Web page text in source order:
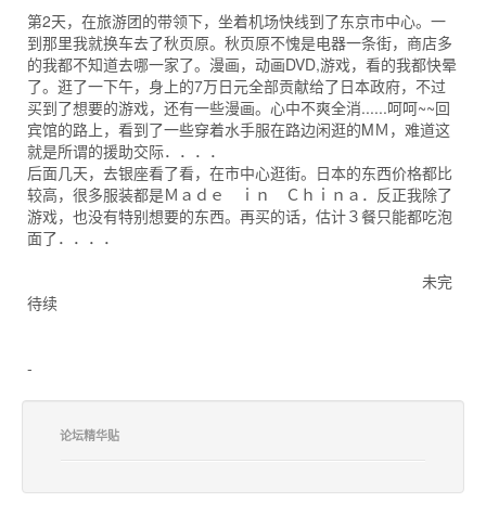
第2天，在旅游团的带领下，坐着机场快线到了东京市中心。一
到那里我就换车去了秋页原。秋页原不愧是电器一条街，商店多
的我都不知道去哪一家了。漫画，动画DVD,游戏，看的我都快晕
了。逛了一下午，身上的7万日元全部贡献给了日本政府，不过
买到了想要的游戏，还有一些漫画。心中不爽全消......呵呵~~回
宾馆的路上，看到了一些穿着水手服在路边闲逛的MＭ，难道这
就是所谓的援助交际．．．．
后面几天，去银座看了看，在市中心逛街。日本的东西价格都比
较高，很多服装都是Ｍａｄｅ ｉｎ Ｃｈｉｎａ．反正我除了
游戏，也没有特别想要的东西。再买的话，估计３餐只能都吃泡
面了．．．．
未完
待续
-
论坛精华贴